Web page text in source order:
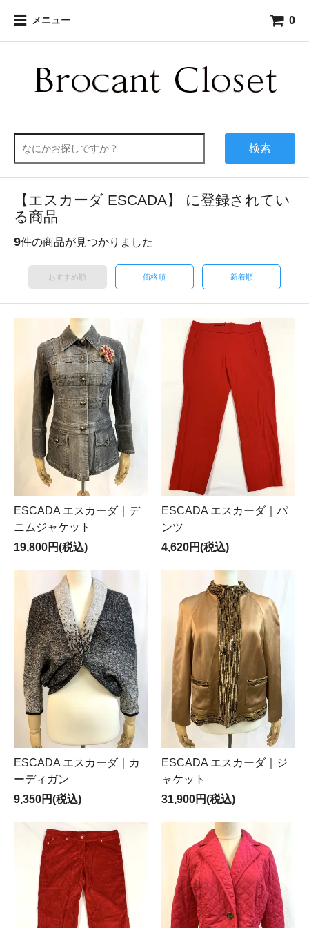
メニュー 0
検索
【エスカーダ ESCADA】 に登録されてい
る商品
9件の商品が見つかりました
おすすめ順 価格順 新着順
ESCADA エスカーダ｜デ
ニムジャケット
19,800円(税込)
ESCADA エスカーダ｜パ
ンツ
4,620円(税込)
ESCADA エスカーダ｜カ
ーディガン
9,350円(税込)
ESCADA エスカーダ｜ジ
ャケット
31,900円(税込)